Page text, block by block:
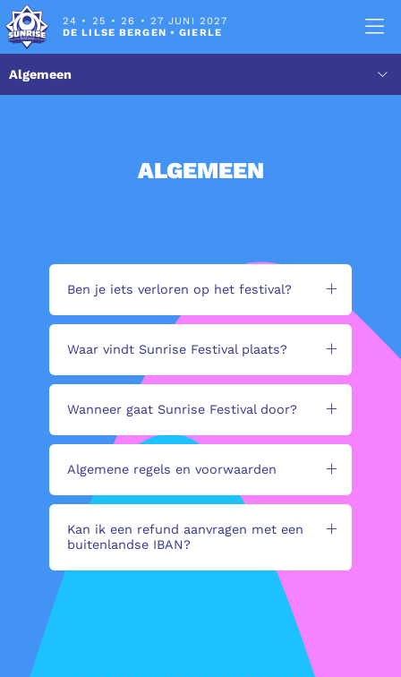
24 • 25 • 26 • 27 JUNI 2027
DE LILSE BERGEN • GIERLE
ALGEMEEN
Ben je iets verloren op het festival?
Waar vindt Sunrise Festival plaats?
Wanneer gaat Sunrise Festival door?
Algemene regels en voorwaarden
Kan ik een refund aanvragen met een
buitenlandse IBAN?